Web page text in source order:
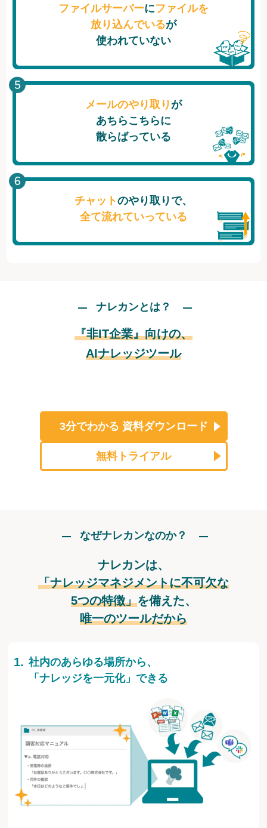
ファイルサーバーにファイルを
放り込んでいるが
使われていない
メールのやり取り が
あちらこちらに
散らばっている
チャットのやり取りで、
全て流れていっている
ナレカンとは？
『非IT企業』向けの、
AIナレッジツール
3分でわかる 資料ダウンロード
無料トライアル
なぜナレカンなのか？
ナレカンは、
「ナレッジマネジメントに不可欠な
5つの特徴」を備えた、
唯一のツールだから
社内のあらゆる場所から、
「ナレッジを一元化」できる